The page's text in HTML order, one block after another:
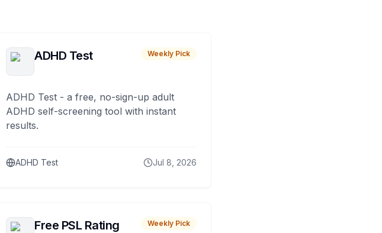
ADHD Test Weekly Pick
ADHD Test - a free, no-sign-up adult
ADHD self-screening tool with instant
results.
ADHD Test Jul 8, 2026
Free PSL Rating Weekly Pick